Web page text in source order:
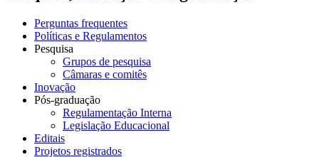
Perguntas frequentes
Políticas e Regulamentos
Pesquisa
Grupos de pesquisa
Câmaras e comitês
Inovação
Pós-graduação
Regulamentação Interna
Legislação Educacional
Editais
Projetos registrados